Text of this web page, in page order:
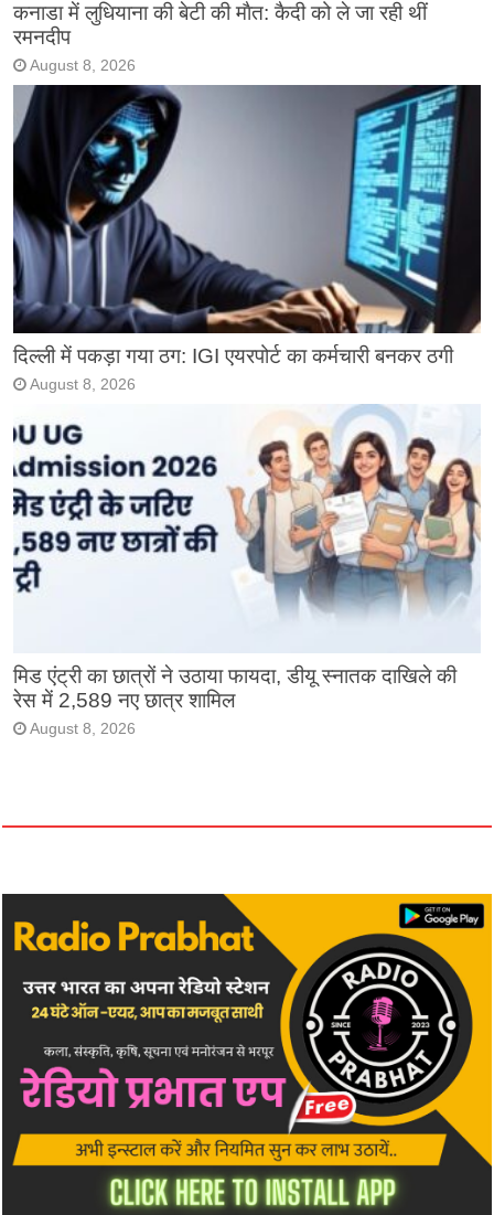
कनाडा में लुधियाना की बेटी की माैत: कैदी को ले जा रही थीं
रमनदीप
August 8, 2026
दिल्ली में पकड़ा गया ठग: IGI एयरपोर्ट का कर्मचारी बनकर ठगी
August 8, 2026
मिड एंट्री का छात्रों ने उठाया फायदा, डीयू स्नातक दाखिले की
रेस में 2,589 नए छात्र शामिल
August 8, 2026